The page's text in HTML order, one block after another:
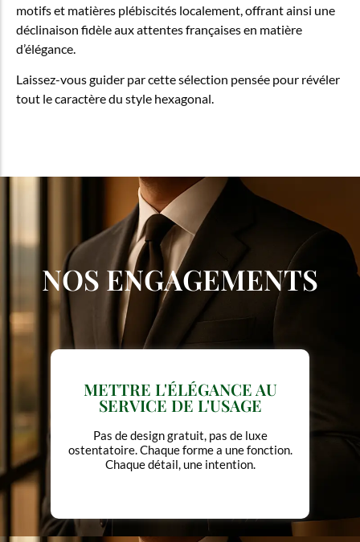
motifs et matières plébiscités localement, offrant ainsi une
déclinaison fidèle aux attentes françaises en matière
d’élégance.
Laissez-vous guider par cette sélection pensée pour révéler
tout le caractère du style hexagonal.
NOS ENGAGEMENTS
NE JAMAIS SURPROMETTRE
que vous gardez tout est à la hauteur.
Rien de plus, rien de moins.